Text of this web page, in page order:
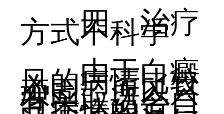
四、治疗
方式不科学
由于白癜
风的病情比较
顽固，所以只
有采取适合自